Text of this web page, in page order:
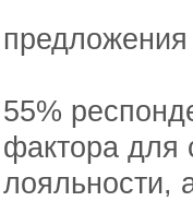
предложения
55%
фактора для
лояльности,